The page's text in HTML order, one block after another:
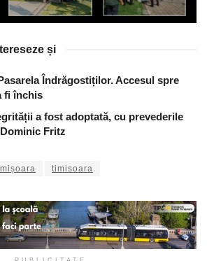
și
Îndrăgostiților. Accesul spre
fi închis
a fost adoptată, cu prevederile
Fritz
timisoara